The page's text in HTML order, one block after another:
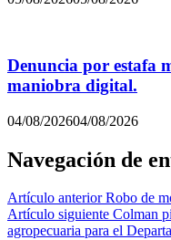
Denuncia por estafa
maniobra digital.
04/08/202604/08/2026
Navegación de
Artículo anterior Robo de
Artículo siguiente Colman
agropecuaria para el